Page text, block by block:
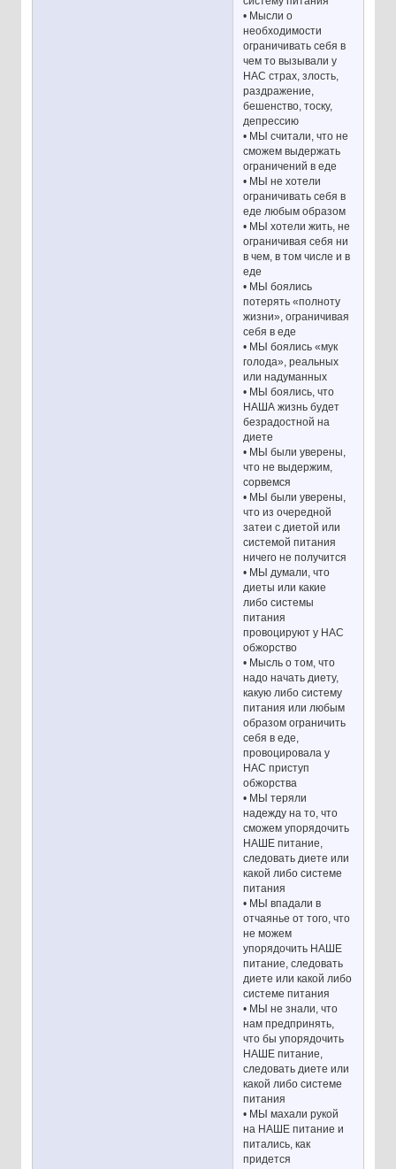
• Мысли о
необходимости
ограничивать себя в
чем то вызывали у
НАС страх, злость,
раздражение,
бешенство, тоску,
депрессию
• МЫ считали, что не
сможем выдержать
ограничений в еде
• МЫ не хотели
ограничивать себя в
еде любым образом
• МЫ хотели жить, не
ограничивая себя ни
в чем, в том числе и в
еде
• МЫ боялись
потерять «полноту
жизни», ограничивая
себя в еде
• МЫ боялись «мук
голода», реальных
или надуманных
• МЫ боялись, что
НАША жизнь будет
безрадостной на
диете
• МЫ были уверены,
что не выдержим,
сорвемся
• МЫ были уверены,
что из очередной
затеи с диетой или
системой питания
ничего не получится
• МЫ думали, что
диеты или какие
либо системы
питания
провоцируют у НАС
обжорство
• Мысль о том, что
надо начать диету,
какую либо систему
питания или любым
образом ограничить
себя в еде,
провоцировала у
НАС приступ
обжорства
• МЫ теряли
надежду на то, что
сможем упорядочить
НАШЕ питание,
следовать диете или
какой либо системе
питания
• МЫ впадали в
отчаянье от того, что
не можем
упорядочить НАШЕ
питание, следовать
диете или какой либо
системе питания
• МЫ не знали, что
нам предпринять,
что бы упорядочить
НАШЕ питание,
следовать диете или
какой либо системе
питания
• МЫ махали рукой
на НАШЕ питание и
питались, как
придется